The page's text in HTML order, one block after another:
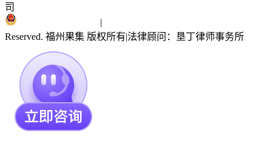
司
|
Reserved. 福州果集 版权所有|法律顾问：垦丁律师事务所